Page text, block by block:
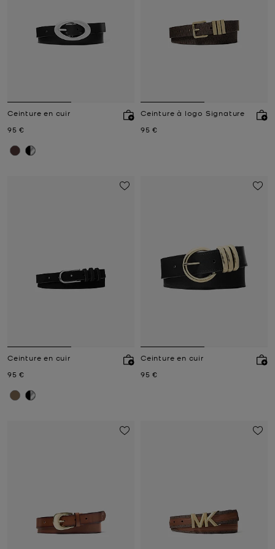
Ceinture en cuir
Prix actuel
95 €
Ceinture à logo Signature
Prix actuel
95 €
Ceinture en cuir
Prix actuel
95 €
Ceinture en cuir
Prix actuel
95 €